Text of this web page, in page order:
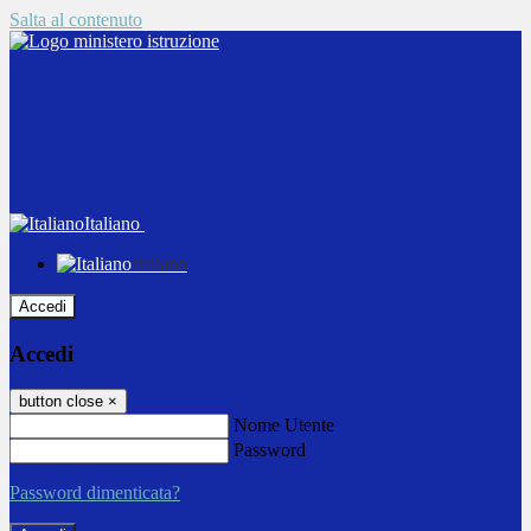
Salta al contenuto
Italiano
Italiano
Accedi
Accedi
button close ×
Nome Utente
Password
Password dimenticata?